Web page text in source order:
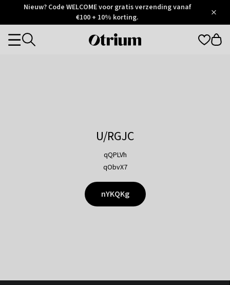
Otrium
Trustpilot
Nieuw? Code WELCOME voor gratis verzending vanaf
€100 + 10% korting.
Otrium
Categories
U/RGJC
qQPLVh
qObvX7
nYKQKg